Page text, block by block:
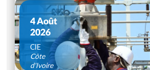
4 Août
2026
CIE
Côte
d'Ivoire